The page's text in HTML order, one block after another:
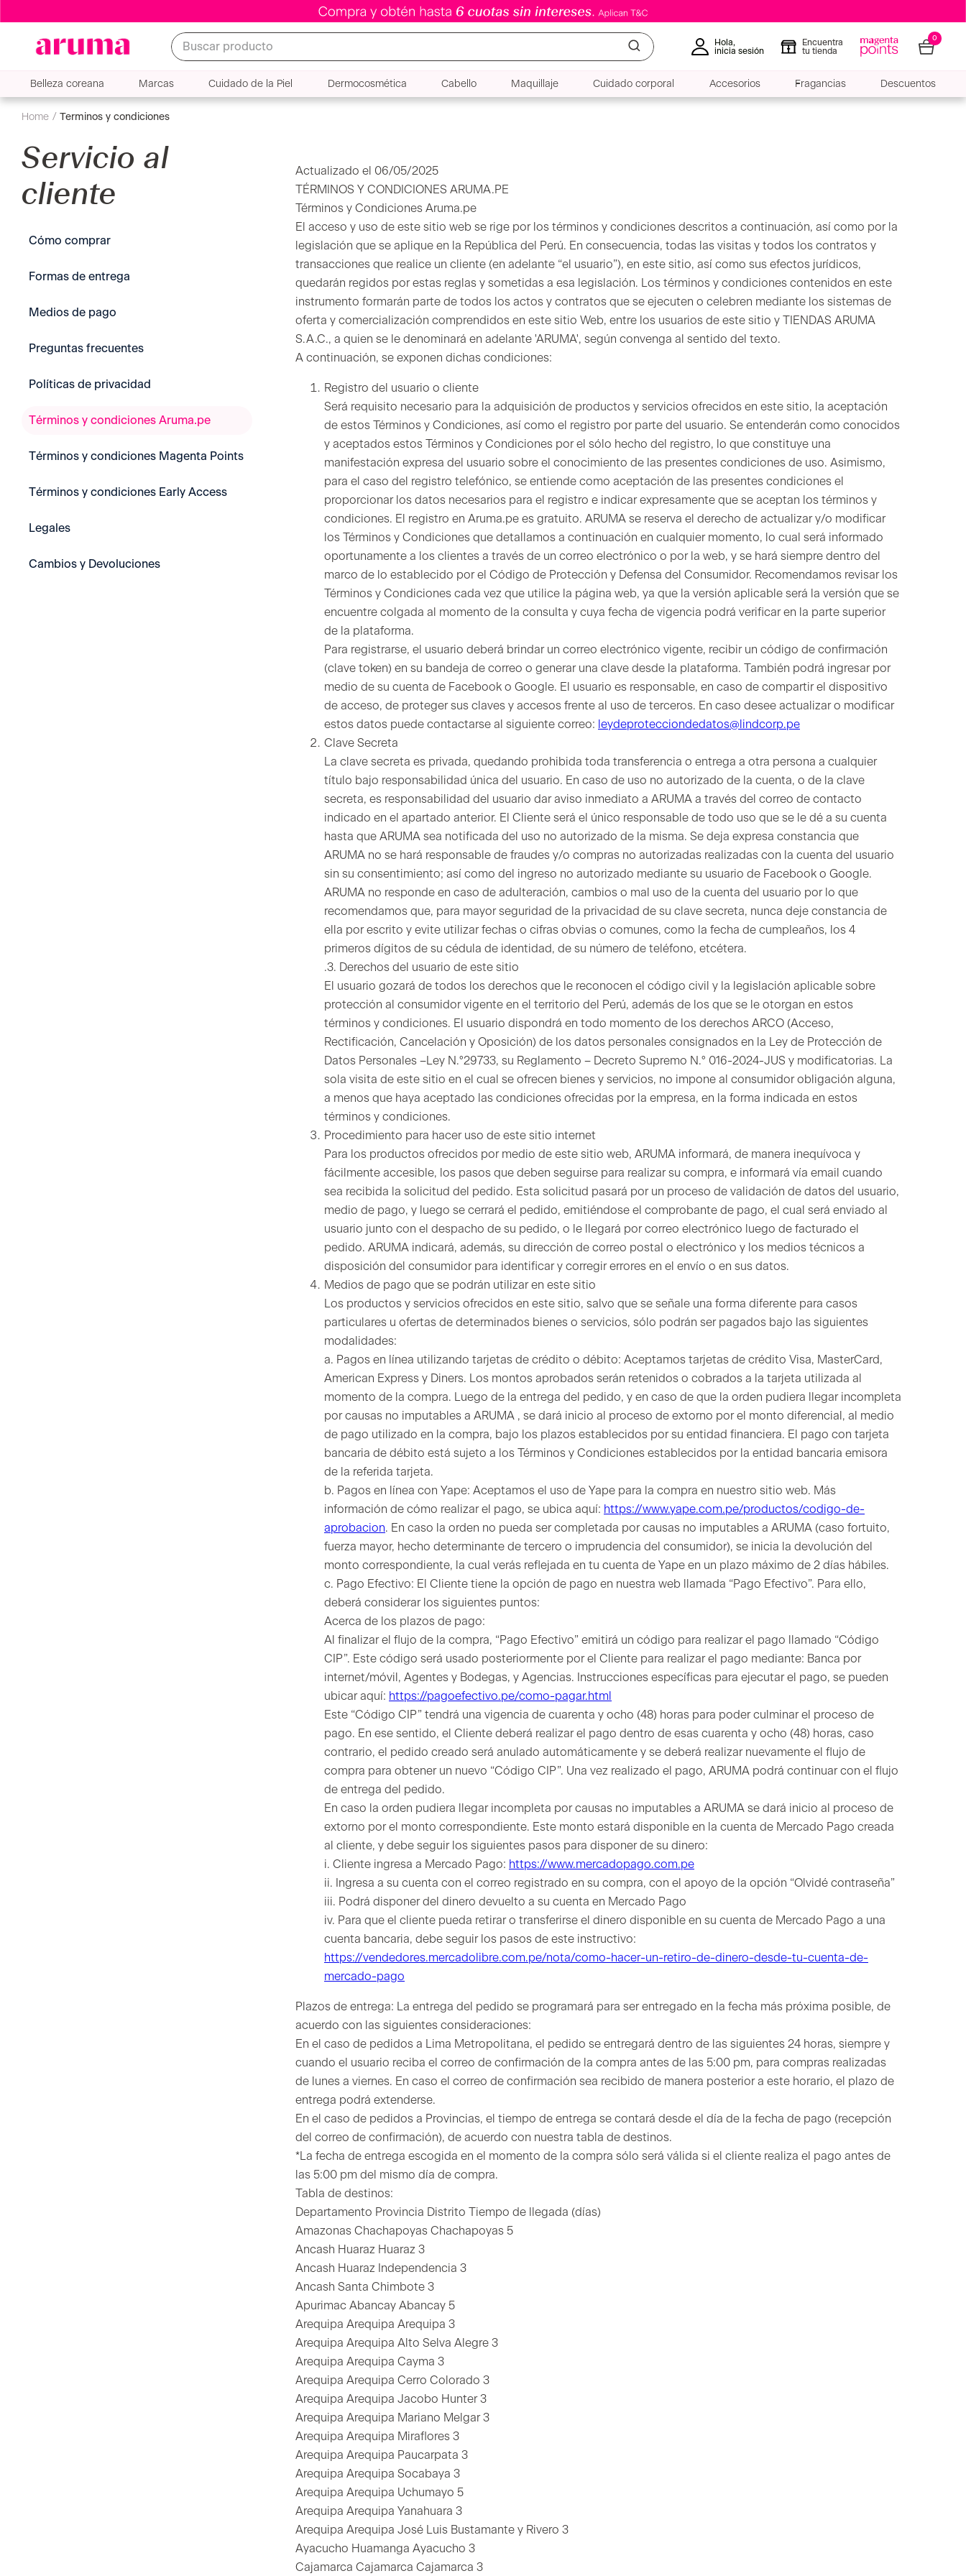
Buscar producto
Hola,
inicia sesión
Encuentra
tu tienda
0
Belleza coreana Marcas Cuidado de la Piel Dermocosmética Cabello Maquillaje Cuidado corporal Accesorios Fragancias Descuentos
terminos y condiciones
Servicio al
cliente
Cómo comprar
Formas de entrega
Medios de pago
Preguntas frecuentes
Políticas de privacidad
Términos y condiciones Aruma.pe
Términos y condiciones Magenta Points
Términos y condiciones Early Access
Legales
Cambios y Devoluciones
Actualizado el 06/05/2025
TÉRMINOS Y CONDICIONES ARUMA.PE
Términos y Condiciones Aruma.pe
El acceso y uso de este sitio web se rige por los términos y condiciones descritos a continuación, así como por la
legislación que se aplique en la República del Perú. En consecuencia, todas las visitas y todos los contratos y
transacciones que realice un cliente (en adelante “el usuario”), en este sitio, así como sus efectos jurídicos,
quedarán regidos por estas reglas y sometidas a esa legislación. Los términos y condiciones contenidos en este
instrumento formarán parte de todos los actos y contratos que se ejecuten o celebren mediante los sistemas de
oferta y comercialización comprendidos en este sitio Web, entre los usuarios de este sitio y TIENDAS ARUMA
S.A.C., a quien se le denominará en adelante 'ARUMA', según convenga al sentido del texto.
A continuación, se exponen dichas condiciones:
Registro del usuario o cliente
Será requisito necesario para la adquisición de productos y servicios ofrecidos en este sitio, la aceptación
de estos Términos y Condiciones, así como el registro por parte del usuario. Se entenderán como conocidos
y aceptados estos Términos y Condiciones por el sólo hecho del registro, lo que constituye una
manifestación expresa del usuario sobre el conocimiento de las presentes condiciones de uso. Asimismo,
para el caso del registro telefónico, se entiende como aceptación de las presentes condiciones el
proporcionar los datos necesarios para el registro e indicar expresamente que se aceptan los términos y
condiciones. El registro en Aruma.pe es gratuito. ARUMA se reserva el derecho de actualizar y/o modificar
los Términos y Condiciones que detallamos a continuación en cualquier momento, lo cual será informado
oportunamente a los clientes a través de un correo electrónico o por la web, y se hará siempre dentro del
marco de lo establecido por el Código de Protección y Defensa del Consumidor. Recomendamos revisar los
Términos y Condiciones cada vez que utilice la página web, ya que la versión aplicable será la versión que se
encuentre colgada al momento de la consulta y cuya fecha de vigencia podrá verificar en la parte superior
de la plataforma.
Para registrarse, el usuario deberá brindar un correo electrónico vigente, recibir un código de confirmación
(clave token) en su bandeja de correo o generar una clave desde la plataforma. También podrá ingresar por
medio de su cuenta de Facebook o Google. El usuario es responsable, en caso de compartir el dispositivo
de acceso, de proteger sus claves y accesos frente al uso de terceros. En caso desee actualizar o modificar
estos datos puede contactarse al siguiente correo: leydeprotecciondedatos@lindcorp.pe
Clave Secreta
La clave secreta es privada, quedando prohibida toda transferencia o entrega a otra persona a cualquier
título bajo responsabilidad única del usuario. En caso de uso no autorizado de la cuenta, o de la clave
secreta, es responsabilidad del usuario dar aviso inmediato a ARUMA a través del correo de contacto
indicado en el apartado anterior. El Cliente será el único responsable de todo uso que se le dé a su cuenta
hasta que ARUMA sea notificada del uso no autorizado de la misma. Se deja expresa constancia que
ARUMA no se hará responsable de fraudes y/o compras no autorizadas realizadas con la cuenta del usuario
sin su consentimiento; así como del ingreso no autorizado mediante su usuario de Facebook o Google.
ARUMA no responde en caso de adulteración, cambios o mal uso de la cuenta del usuario por lo que
recomendamos que, para mayor seguridad de la privacidad de su clave secreta, nunca deje constancia de
ella por escrito y evite utilizar fechas o cifras obvias o comunes, como la fecha de cumpleaños, los 4
primeros dígitos de su cédula de identidad, de su número de teléfono, etcétera.
.3. Derechos del usuario de este sitio
El usuario gozará de todos los derechos que le reconocen el código civil y la legislación aplicable sobre
protección al consumidor vigente en el territorio del Perú, además de los que se le otorgan en estos
términos y condiciones. El usuario dispondrá en todo momento de los derechos ARCO (Acceso,
Rectificación, Cancelación y Oposición) de los datos personales consignados en la Ley de Protección de
Datos Personales –Ley N.°29733, su Reglamento – Decreto Supremo N.° 016-2024-JUS y modificatorias. La
sola visita de este sitio en el cual se ofrecen bienes y servicios, no impone al consumidor obligación alguna,
a menos que haya aceptado las condiciones ofrecidas por la empresa, en la forma indicada en estos
términos y condiciones.
Procedimiento para hacer uso de este sitio internet
Para los productos ofrecidos por medio de este sitio web, ARUMA informará, de manera inequívoca y
fácilmente accesible, los pasos que deben seguirse para realizar su compra, e informará vía email cuando
sea recibida la solicitud del pedido. Esta solicitud pasará por un proceso de validación de datos del usuario,
medio de pago, y luego se cerrará el pedido, emitiéndose el comprobante de pago, el cual será enviado al
usuario junto con el despacho de su pedido, o le llegará por correo electrónico luego de facturado el
pedido. ARUMA indicará, además, su dirección de correo postal o electrónico y los medios técnicos a
disposición del consumidor para identificar y corregir errores en el envío o en sus datos.
Medios de pago que se podrán utilizar en este sitio
Los productos y servicios ofrecidos en este sitio, salvo que se señale una forma diferente para casos
particulares u ofertas de determinados bienes o servicios, sólo podrán ser pagados bajo las siguientes
modalidades:
a. Pagos en línea utilizando tarjetas de crédito o débito: Aceptamos tarjetas de crédito Visa, MasterCard,
American Express y Diners. Los montos aprobados serán retenidos o cobrados a la tarjeta utilizada al
momento de la compra. Luego de la entrega del pedido, y en caso de que la orden pudiera llegar incompleta
por causas no imputables a ARUMA , se dará inicio al proceso de extorno por el monto diferencial, al medio
de pago utilizado en la compra, bajo los plazos establecidos por su entidad financiera. El pago con tarjeta
bancaria de débito está sujeto a los Términos y Condiciones establecidos por la entidad bancaria emisora
de la referida tarjeta.
b. Pagos en línea con Yape: Aceptamos el uso de Yape para la compra en nuestro sitio web. Más
información de cómo realizar el pago, se ubica aquí: https://www.yape.com.pe/productos/codigo-de-
aprobacion. En caso la orden no pueda ser completada por causas no imputables a ARUMA (caso fortuito,
fuerza mayor, hecho determinante de tercero o imprudencia del consumidor), se inicia la devolución del
monto correspondiente, la cual verás reflejada en tu cuenta de Yape en un plazo máximo de 2 días hábiles.
c. Pago Efectivo: El Cliente tiene la opción de pago en nuestra web llamada “Pago Efectivo”. Para ello,
deberá considerar los siguientes puntos:
Acerca de los plazos de pago:
Al finalizar el flujo de la compra, “Pago Efectivo” emitirá un código para realizar el pago llamado “Código
CIP”. Este código será usado posteriormente por el Cliente para realizar el pago mediante: Banca por
internet/móvil, Agentes y Bodegas, y Agencias. Instrucciones específicas para ejecutar el pago, se pueden
ubicar aquí: https://pagoefectivo.pe/como-pagar.html
Este “Código CIP” tendrá una vigencia de cuarenta y ocho (48) horas para poder culminar el proceso de
pago. En ese sentido, el Cliente deberá realizar el pago dentro de esas cuarenta y ocho (48) horas, caso
contrario, el pedido creado será anulado automáticamente y se deberá realizar nuevamente el flujo de
compra para obtener un nuevo “Código CIP”. Una vez realizado el pago, ARUMA podrá continuar con el flujo
de entrega del pedido.
En caso la orden pudiera llegar incompleta por causas no imputables a ARUMA se dará inicio al proceso de
extorno por el monto correspondiente. Este monto estará disponible en la cuenta de Mercado Pago creada
al cliente, y debe seguir los siguientes pasos para disponer de su dinero:
i. Cliente ingresa a Mercado Pago: https://www.mercadopago.com.pe
ii. Ingresa a su cuenta con el correo registrado en su compra, con el apoyo de la opción “Olvidé contraseña”
iii. Podrá disponer del dinero devuelto a su cuenta en Mercado Pago
iv. Para que el cliente pueda retirar o transferirse el dinero disponible en su cuenta de Mercado Pago a una
cuenta bancaria, debe seguir los pasos de este instructivo:
https://vendedores.mercadolibre.com.pe/nota/como-hacer-un-retiro-de-dinero-desde-tu-cuenta-de-
mercado-pago
Plazos de entrega: La entrega del pedido se programará para ser entregado en la fecha más próxima posible, de
acuerdo con las siguientes consideraciones:
En el caso de pedidos a Lima Metropolitana, el pedido se entregará dentro de las siguientes 24 horas, siempre y
cuando el usuario reciba el correo de confirmación de la compra antes de las 5:00 pm, para compras realizadas
de lunes a viernes. En caso el correo de confirmación sea recibido de manera posterior a este horario, el plazo de
entrega podrá extenderse.
En el caso de pedidos a Provincias, el tiempo de entrega se contará desde el día de la fecha de pago (recepción
del correo de confirmación), de acuerdo con nuestra tabla de destinos.
*La fecha de entrega escogida en el momento de la compra sólo será válida si el cliente realiza el pago antes de
las 5:00 pm del mismo día de compra.
Tabla de destinos:
Departamento Provincia Distrito Tiempo de llegada (días)
Amazonas Chachapoyas Chachapoyas 5
Ancash Huaraz Huaraz 3
Ancash Huaraz Independencia 3
Ancash Santa Chimbote 3
Apurimac Abancay Abancay 5
Arequipa Arequipa Arequipa 3
Arequipa Arequipa Alto Selva Alegre 3
Arequipa Arequipa Cayma 3
Arequipa Arequipa Cerro Colorado 3
Arequipa Arequipa Jacobo Hunter 3
Arequipa Arequipa Mariano Melgar 3
Arequipa Arequipa Miraflores 3
Arequipa Arequipa Paucarpata 3
Arequipa Arequipa Socabaya 3
Arequipa Arequipa Uchumayo 5
Arequipa Arequipa Yanahuara 3
Arequipa Arequipa José Luis Bustamante y Rivero 3
Ayacucho Huamanga Ayacucho 3
Cajamarca Cajamarca Cajamarca 3